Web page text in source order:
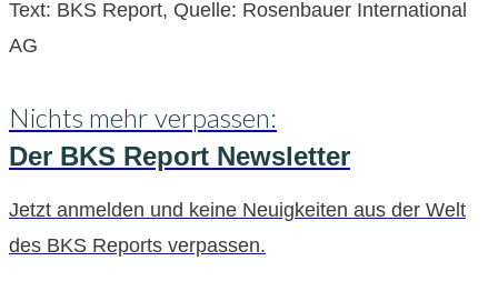
Text: BKS Report, Quelle: Rosenbauer International
AG
Nichts mehr verpassen:
Der BKS Report Newsletter
Jetzt anmelden und keine Neuigkeiten aus der Welt
des BKS Reports verpassen.